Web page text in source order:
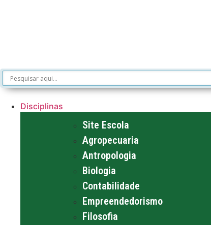
Disciplinas
Site Escola
Agropecuaria
Antropologia
Biologia
Contabilidade
Empreendedorismo
Filosofia